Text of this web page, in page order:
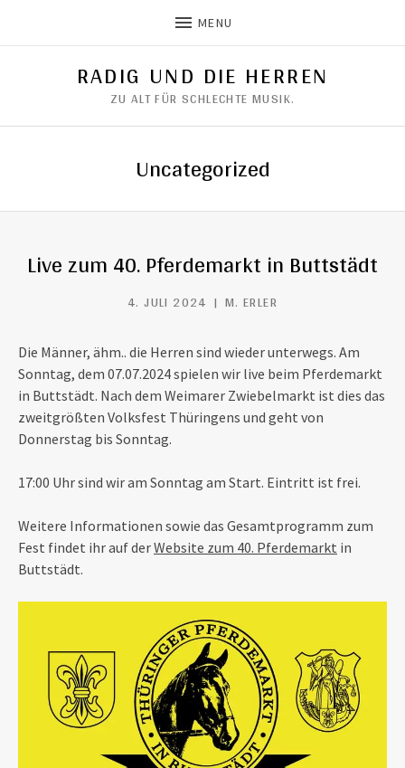
MENU
RADIG UND DIE HERREN
ZU ALT FÜR SCHLECHTE MUSIK.
Uncategorized
Live zum 40. Pferdemarkt in Buttstädt
4. JULI 2024 M. ERLER
Die Männer, ähm.. die Herren sind wieder unterwegs. Am
Sonntag, dem 07.07.2024 spielen wir live beim Pferdemarkt
in Buttstädt. Nach dem Weimarer Zwiebelmarkt ist dies das
zweitgrößten Volksfest Thüringens und geht von
Donnerstag bis Sonntag.
17:00 Uhr sind wir am Sonntag am Start. Eintritt ist frei.
Weitere Informationen sowie das Gesamtprogramm zum
Fest findet ihr auf derWebsite zum 40. Pferdemarkt in
Buttstädt.